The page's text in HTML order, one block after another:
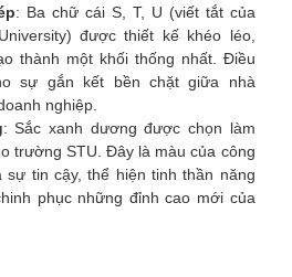
: Ba chữ cái S, T, U (viết tắt của
được thiết kế khéo léo,
thành một khối thống nhất. Điều
sự gắn kết bền chặt giữa nhà
nghiệp.
: Sắc xanh dương được chọn làm
trường STU. Đây là màu của công
sự tin cậy, thể hiện tinh thần năng
phục những đỉnh cao mới của